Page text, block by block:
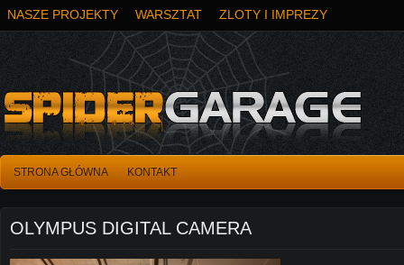
NASZE PROJEKTY WARSZTAT ZLOTY I IMPREZY
STRONA GŁÓWNA KONTAKT
OLYMPUS DIGITAL CAMERA